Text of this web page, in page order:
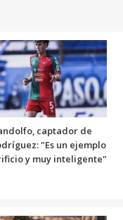
captador de
"Es un ejemplo
y muy inteligente"